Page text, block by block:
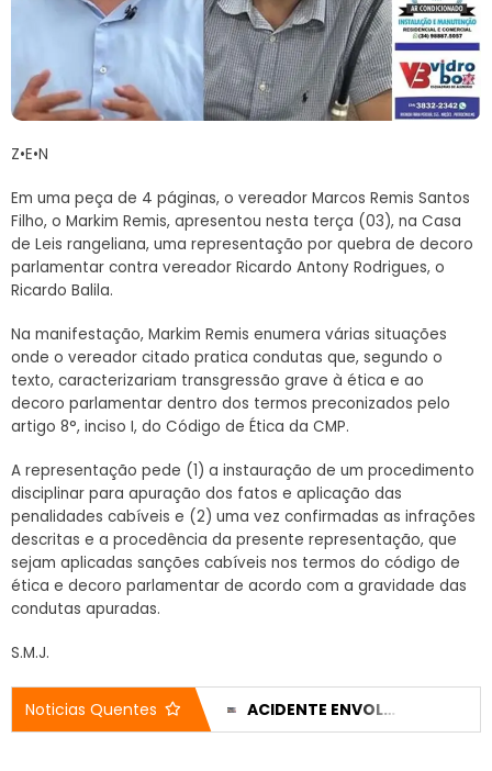
Z•E•N
Em uma peça de 4 páginas, o vereador Marcos Remis Santos
Filho, o Markim Remis, apresentou nesta terça (03), na Casa
de Leis rangeliana, uma representação por quebra de decoro
parlamentar contra vereador Ricardo Antony Rodrigues, o
Ricardo Balila.
Na manifestação, Markim Remis enumera várias situações
onde o vereador citado pratica condutas que, segundo o
texto, caracterizariam transgressão grave à ética e ao
decoro parlamentar dentro dos termos preconizados pelo
artigo 8°, inciso I, do Código de Ética da CMP.
A representação pede (1) a instauração de um procedimento
disciplinar para apuração dos fatos e aplicação das
penalidades cabíveis e (2) uma vez confirmadas as infrações
descritas e a procedência da presente representação, que
sejam aplicadas sanções cabíveis nos termos do código de
ética e decoro parlamentar de acordo com a gravidade das
condutas apuradas.
S.M.J.
Noticias Quentes REPUBLICANOS BARROU CANDIDATURA DE CLEITINHO POR TEMOR DE DESISTÊNCIA DURANTE A CAMPANHA ACIDENTE ENVOLVENDO SECRETÁRIO DE URBANISMO DEIXA VEÍCULO DESTRUÍDO; VÍTIMAS SOFRERAM APENAS FERIMENTOS LEVES